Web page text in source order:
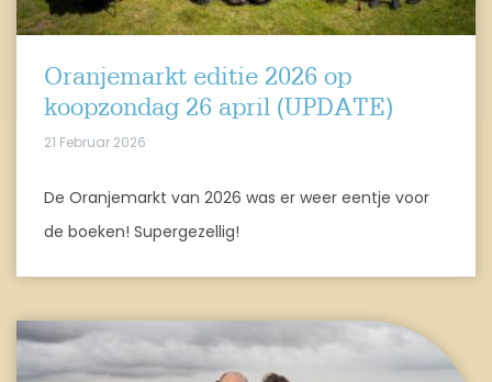
Oranjemarkt editie 2026 op
koopzondag 26 april (UPDATE)
21 Februar 2026
De Oranjemarkt van 2026 was er weer eentje voor
de boeken! Supergezellig!